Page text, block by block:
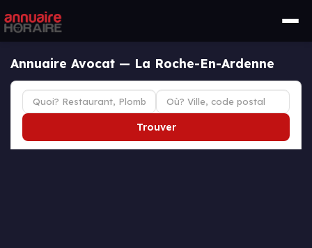
Annuaire Avocat — La Roche-En-Ardenne
Trouver